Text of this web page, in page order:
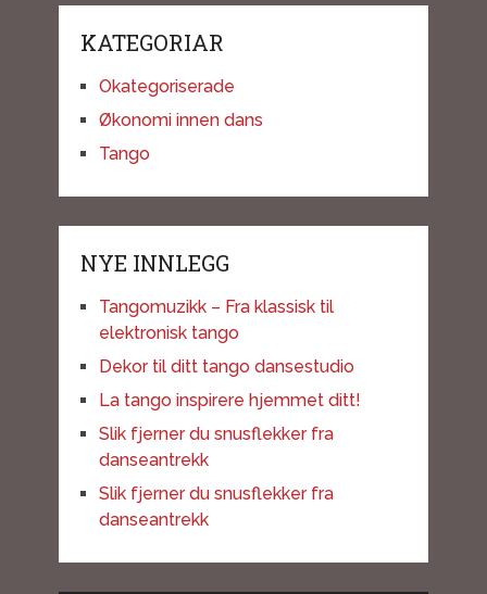
KATEGORIAR
Okategoriserade
Økonomi innen dans
Tango
NYE INNLEGG
Tangomuzikk – Fra klassisk til
elektronisk tango
Dekor til ditt tango dansestudio
La tango inspirere hjemmet ditt!
Slik fjerner du snusflekker fra
danseantrekk
Slik fjerner du snusflekker fra
danseantrekk